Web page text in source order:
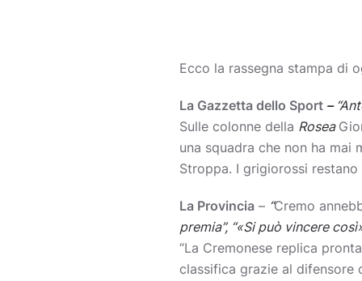
Ecco la rassegna stampa di
La Gazzetta dello Sport –
Sulle colonne della Rosea
una squadra che non ha
Stroppa. I grigiorossi
La Provincia – “Cremo
premia”, “«Si può vincere
“La Cremonese replica
classifica grazie al difensore